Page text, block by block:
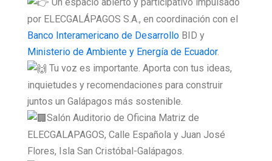
por ELECGALÁPAGOS S.A., en coordinación con el
Banco Interamericano de Desarrollo BID y
Ministerio de Ambiente y Energía de Ecuador.
Tu voz es importante. Aporta con tus ideas,
inquietudes y recomendaciones para construir
juntos un Galápagos más sostenible.
Salón Auditorio de Oficina Matriz de
ELECGALAPAGOS, Calle Española y Juan José
Flores, Isla San Cristóbal-Galápagos.